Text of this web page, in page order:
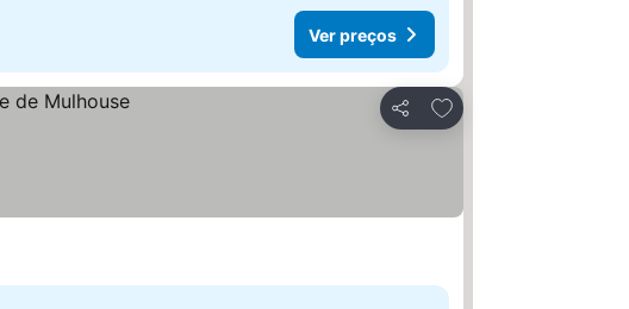
Ver preços
Partilhar
Adicionar aos favoritos